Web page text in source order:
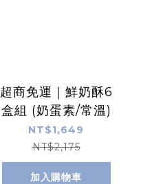
超商免運｜鮮奶酥6
盒組 (奶蛋素/常溫)
NT$1,649
NT$2,175
加入購物車